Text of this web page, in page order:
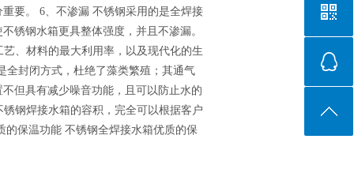
要。 6、不渗漏 不锈钢采用的是全焊接
锈钢水箱更具整体强度，并且不渗漏。
、材料的最大利用率，以及现代化的生
全封闭方式，杜绝了藻类繁殖；其通气
但具有减少噪音功能，且可以防止水的
钢焊接水箱的容积，完全可以根据客户
的保温功能 不锈钢全焊接水箱优质的保